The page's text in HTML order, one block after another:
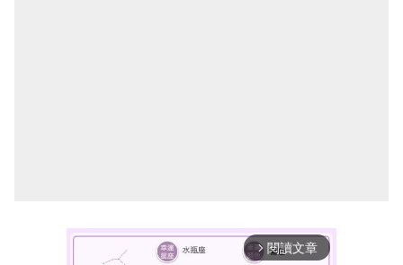
arrow_forward_ios 閱讀文章